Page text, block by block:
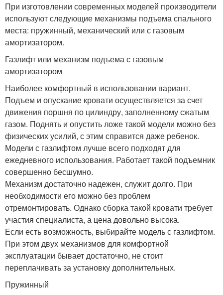
При изготовлении современных моделей производители
используют следующие механизмы подъема спального
места: пружинный, механический или с газовым
амортизатором.
Газлифт или механизм подъема с газовым
амортизатором
Наиболее комфортный в использовании вариант.
Подъем и опускание кровати осуществляется за счет
движения поршня по цилиндру, заполненному сжатым
газом. Поднять и опустить ложе такой модели можно без
физических усилий, с этим справится даже ребенок.
Модели с газлифтом лучше всего подходят для
ежедневного использования. Работает такой подъемник
совершенно бесшумно.
Механизм достаточно надежен, служит долго. При
необходимости его можно без проблем
отремонтировать. Однако сборка такой кровати требует
участия специалиста, а цена довольно высока.
Если есть возможность, выбирайте модель с газлифтом.
При этом двух механизмов для комфортной
эксплуатации бывает достаточно, не стоит
переплачивать за установку дополнительных.
Пружинный